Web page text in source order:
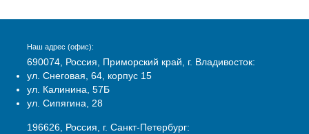
Наш адрес (офис):
690074, Россия, Приморский край, г. Владивосток:
ул. Снеговая, 64, корпус 15
ул. Калинина, 57Б
ул. Сипягина, 28
196626, Россия, г. Санкт-Петербург: